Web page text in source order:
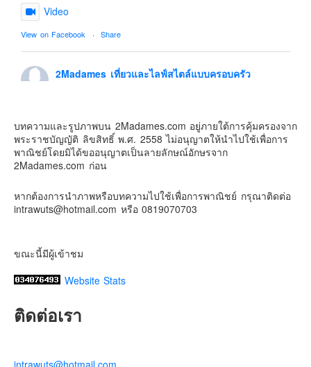
Products & Applications
Events & PR News
About Us
Contact & Support Us
Video
View on Facebook · Share
2Madames เที่ยวและไลฟ์สไตล์แบบครอบครัว
ปล. ขอบคุณเสื้อทีมน่ารักๆจากBabyLovett เสื้อผ้าเด็ก
#รักใครให้พาไปดิสนีย์แลนด์ #hongkongdisneyland
#discoverhongkong #hongkongsummerfu
Photo
View on Facebook
บทความและรูปภาพบน 2Madames.com อยู่ภายใต้การคุ้มครองจาก
พระราชบัญญัติ ลิขสิทธิ์ พ.ศ. 2558 ไม่อนุญาตให้นำไปใช้เพื่อการ
พาณิชย์โดยมิได้ขออนุญาตเป็นลายลักษณ์อักษรจาก
2Madames.com ก่อน
หากต้องการนำภาพหรือบทความไปใช้เพื่อการพาณิชย์ กรุณาติดต่อ
intrawuts@hotmail.com หรือ 0819070703
ขณะนี้มีผู้เข้าชม
Website Stats
ติดต่อเรา